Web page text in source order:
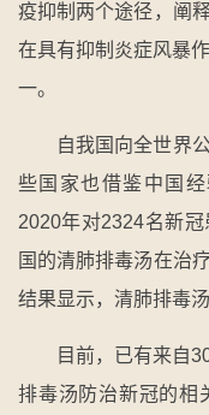
疫抑制两个途径，阐
在具有抑制炎症风暴
一。
自我国向全世界
些国家也借鉴中国
2020年对2324名新
国的清肺排毒汤在治
结果显示，清肺排毒
目前，已有来自
排毒汤防治新冠的相